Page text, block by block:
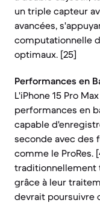
un triple capteur
avancées,
computationnelle
optimaux. [25]
Performances en
L'iPhone 15 Pro
performances en
capable
seconde avec des
comme le ProRes.
traditionnellement
grâce à leur
devrait poursuivre